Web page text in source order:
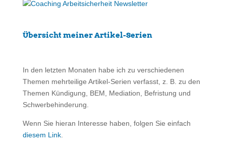
Übersicht meiner Artikel-Serien
In den letzten Monaten habe ich zu verschiedenen
Themen mehrteilige Artikel-Serien verfasst, z. B. zu den
Themen Kündigung, BEM, Mediation, Befristung und
Schwerbehinderung.
Wenn Sie hieran Interesse haben, folgen Sie einfach
diesem Link.